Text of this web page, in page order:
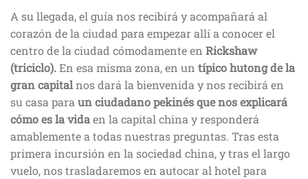
A su llegada, el guía nos recibirá y acompañará al
corazón de la ciudad para empezar allí a conocer el
centro de la ciudad cómodamente en Rickshaw
(triciclo).En esa misma zona, en un típico hutong de la
gran capitalnos dará la bienvenida y nos recibirá en
su casa para un ciudadano pekinés que nos explicará
cómo es la vidaen la capital china y responderá
amablemente a todas nuestras preguntas. Tras esta
primera incursión en la sociedad china, y tras el largo
vuelo, nos trasladaremos en autocar al hotel para